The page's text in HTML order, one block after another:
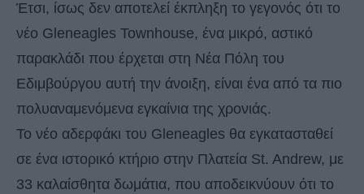
Έτσι, ίσως δεν αποτελεί έκπληξη το γεγονός ότι το
νέο Gleneagles Townhouse, ένα μικρό, αστικό
παρακλάδι που έρχεται στη Νέα Πόλη του
Εδιμβούργου αυτή την άνοιξη, είναι ένα από τα πιο
πολυαναμενόμενα εγκαίνια της χρονιάς.
Το νέο αδερφάκι του Gleneagles θα εγκατασταθεί
σε ένα ιστορικό κτήριο στην Πλατεία St. Andrew, με
33 καλαίσθητα δωμάτια, που αποδεικνύουν ότι το